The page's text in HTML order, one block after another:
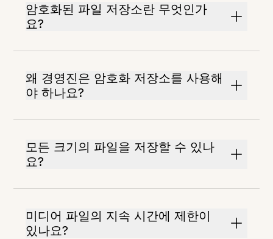
암호화된 파일 저장소란 무엇인가
요?
왜 경영진은 암호화 저장소를 사용해
야 하나요?
모든 크기의 파일을 저장할 수 있나
요?
미디어 파일의 지속 시간에 제한이
있나요?